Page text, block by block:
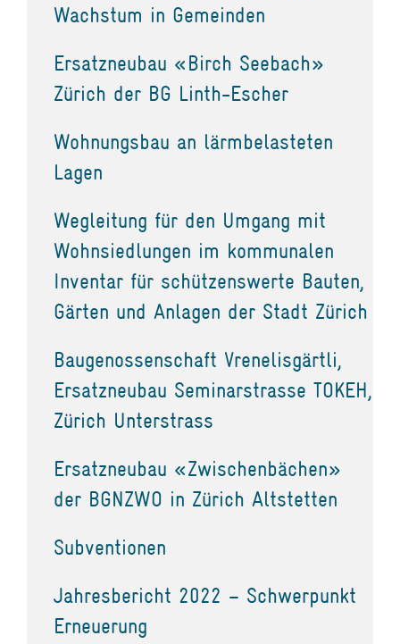
Wachstum in Gemeinden
Ersatzneubau «Birch Seebach»
Zürich der BG Linth-Escher
Wohnungsbau an lärmbelasteten
Lagen
Wegleitung für den Umgang mit
Wohnsiedlungen im kommunalen
Inventar für schützenswerte Bauten,
Gärten und Anlagen der Stadt Zürich
Baugenossenschaft Vrenelisgärtli,
Ersatzneubau Seminarstrasse TOKEH,
Zürich Unterstrass
Ersatzneubau «Zwischenbächen»
der BGNZWO in Zürich Altstetten
Subventionen
Jahresbericht 2022 – Schwerpunkt
Erneuerung